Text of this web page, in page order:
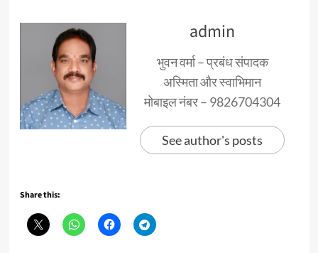
admin
भुवन वर्मा – प्रबंध संपादक
अस्मिता और स्वाभिमान
मोबाइल नंबर – 9826704304
See author's posts
Share this: